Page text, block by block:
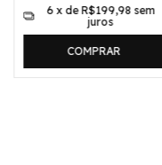
6 x deR$199,98 sem
juros
COMPRAR